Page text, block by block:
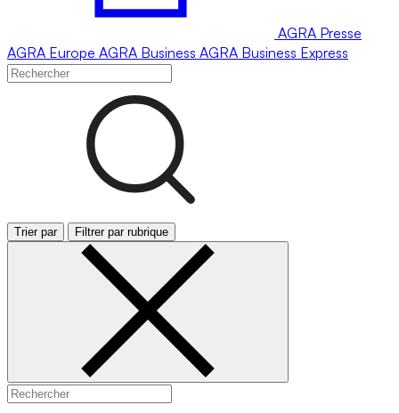
AGRA Presse
AGRA Europe AGRA Business AGRA Business Express
Trier par Filtrer par rubrique